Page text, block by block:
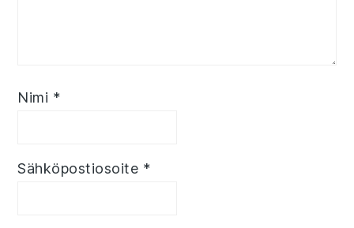
Nimi *
Sähköpostiosoite *